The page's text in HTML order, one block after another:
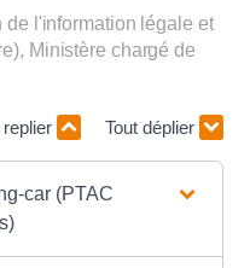
l'information légale et
Ministère chargé de
replier Tout déplier
car (PTAC